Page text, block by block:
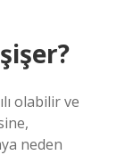
olabilir ve
neden